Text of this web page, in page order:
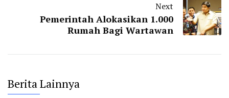
Next
Pemerintah Alokasikan 1.000
Rumah Bagi Wartawan
Berita Lainnya